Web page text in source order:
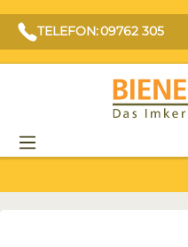
TELEFON: 09762 305